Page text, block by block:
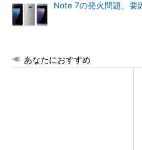
Note 7の発火問題、要
あなたにおすすめ